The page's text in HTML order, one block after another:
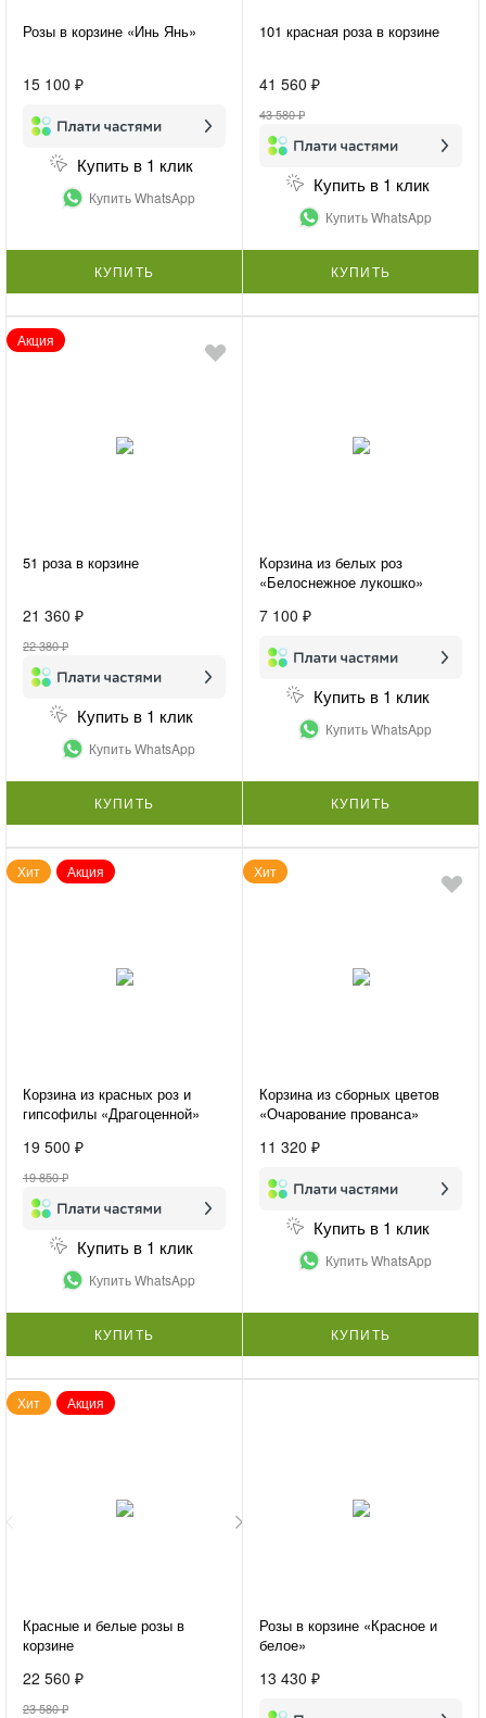
Розы в корзине «Инь Янь»
15 100 ₽
Купить в 1 клик
Купить WhatsApp
КУПИТЬ
101 красная роза в корзине
41 560 ₽
43 580 ₽
Купить в 1 клик
Купить WhatsApp
КУПИТЬ
Акция
51 роза в корзине
21 360 ₽
22 380 ₽
Купить в 1 клик
Купить WhatsApp
КУПИТЬ
Корзина из белых роз
«Белоснежное лукошко»
7 100 ₽
Купить в 1 клик
Купить WhatsApp
КУПИТЬ
Хит Акция
Корзина из красных роз и
гипсофилы «Драгоценной»
19 500 ₽
19 850 ₽
Купить в 1 клик
Купить WhatsApp
КУПИТЬ
Хит
Корзина из сборных цветов
«Очарование прованса»
11 320 ₽
Купить в 1 клик
Купить WhatsApp
КУПИТЬ
Хит Акция
Красные и белые розы в
корзине
22 560 ₽
23 580 ₽
Розы в корзине «Красное и
белое»
13 430 ₽